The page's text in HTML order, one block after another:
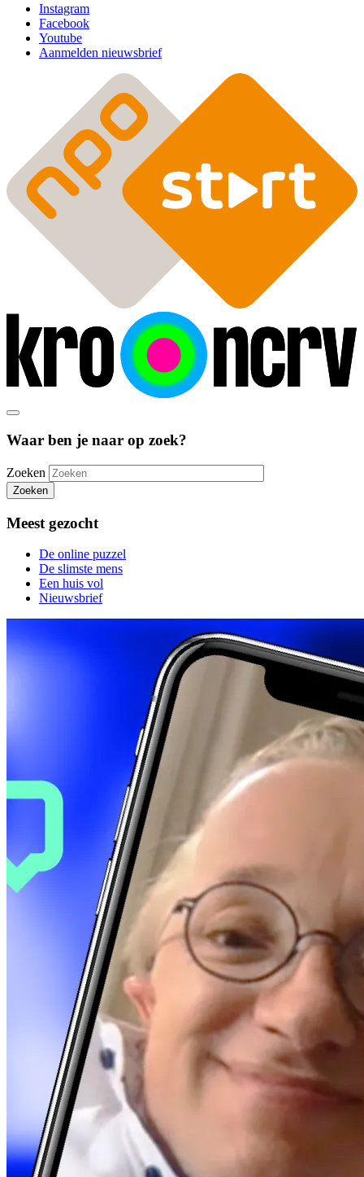
Instagram
Facebook
Youtube
Aanmelden nieuwsbrief
Waar ben je naar op zoek?
Zoeken
Zoeken
Meest gezocht
De online puzzel
De slimste mens
Een huis vol
Nieuwsbrief